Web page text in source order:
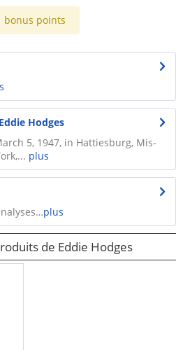
bonus points
Hodges
5, 1947, in Hattiesburg, Mis­
plus
plus
de Eddie Hodges